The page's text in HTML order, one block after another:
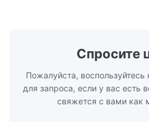
Спросите
Пожалуйста,
для запроса, если у вас есть
свяжется с вами как